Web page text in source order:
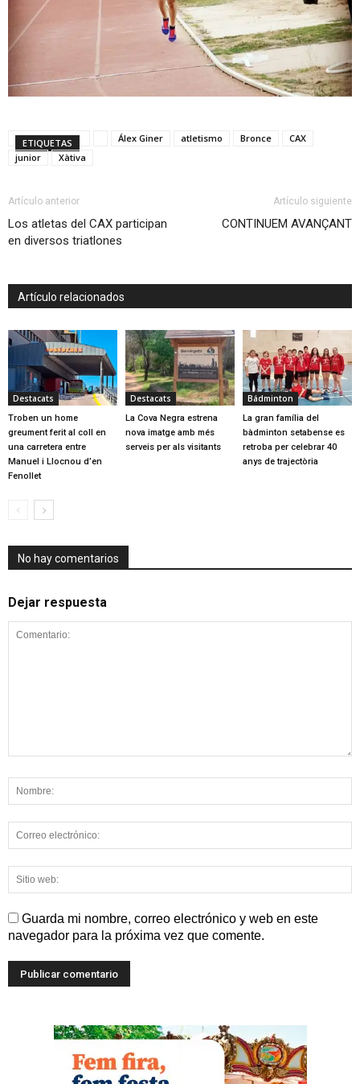
ETIQUETAS Álex Giner atletismo Bronce
CAX
junior
Xàtiva
Artículo anterior
Los atletas del CAX participan
en diversos triatlones
Artículo siguiente
CONTINUEM AVANÇANT
Artículo relacionados
Destacats
Troben un home
greument ferit al coll en
una carretera entre
Manuel i Llocnou d’en
Fenollet
Destacats
La Cova Negra estrena
nova imatge amb més
serveis per als visitants
Bádminton
La gran família del
bàdminton setabense es
retroba per celebrar 40
anys de trajectòria
No hay comentarios
Dejar respuesta
Guarda mi nombre, correo electrónico y web en este
navegador para la próxima vez que comente.